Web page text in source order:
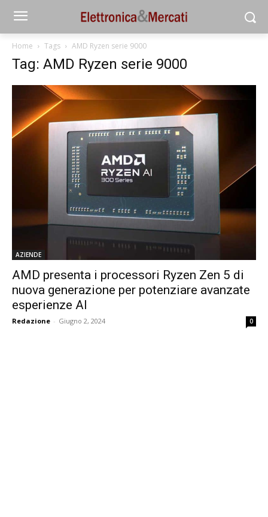
Home Tags AMD Ryzen serie 9000
Tag: AMD Ryzen serie 9000
AZIENDE
AMD presenta i processori Ryzen Zen 5 di
nuova generazione per potenziare avanzate
esperienze AI
Redazione - Giugno 2, 2024 0